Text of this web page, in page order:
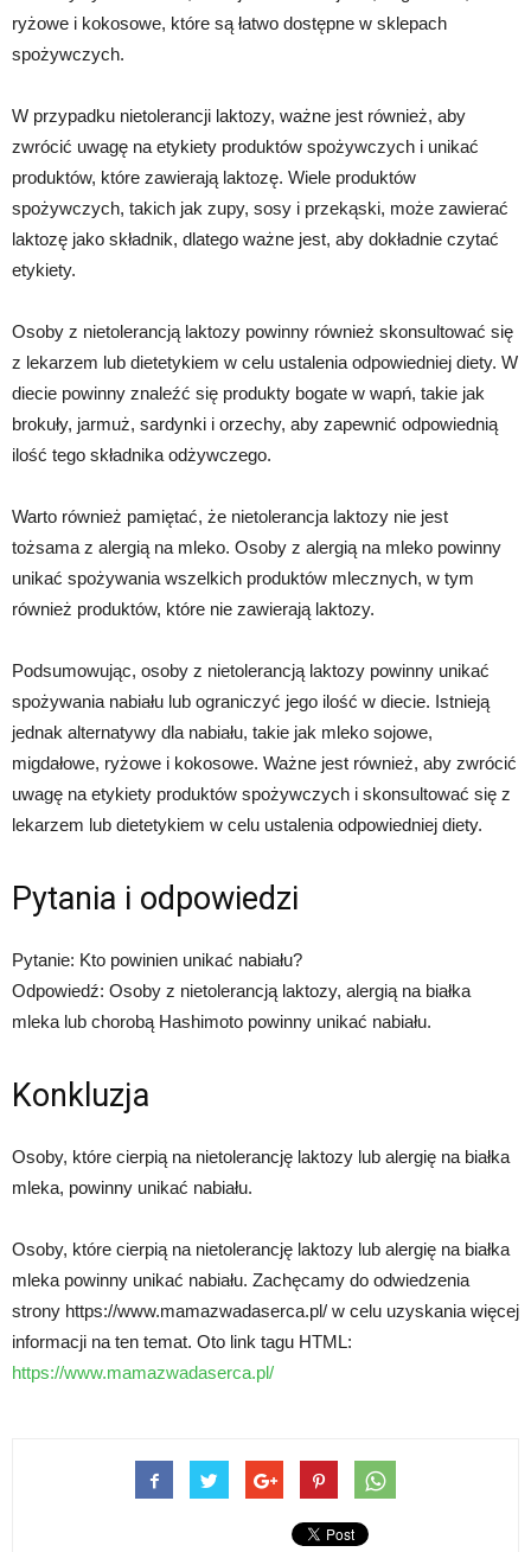
ryżowe i kokosowe, które są łatwo dostępne w sklepach
spożywczych.
W przypadku nietolerancji laktozy, ważne jest również, aby
zwrócić uwagę na etykiety produktów spożywczych i unikać
produktów, które zawierają laktozę. Wiele produktów
spożywczych, takich jak zupy, sosy i przekąski, może zawierać
laktozę jako składnik, dlatego ważne jest, aby dokładnie czytać
etykiety.
Osoby z nietolerancją laktozy powinny również skonsultować się
z lekarzem lub dietetykiem w celu ustalenia odpowiedniej diety. W
diecie powinny znaleźć się produkty bogate w wapń, takie jak
brokuły, jarmuż, sardynki i orzechy, aby zapewnić odpowiednią
ilość tego składnika odżywczego.
Warto również pamiętać, że nietolerancja laktozy nie jest
tożsama z alergią na mleko. Osoby z alergią na mleko powinny
unikać spożywania wszelkich produktów mlecznych, w tym
również produktów, które nie zawierają laktozy.
Podsumowując, osoby z nietolerancją laktozy powinny unikać
spożywania nabiału lub ograniczyć jego ilość w diecie. Istnieją
jednak alternatywy dla nabiału, takie jak mleko sojowe,
migdałowe, ryżowe i kokosowe. Ważne jest również, aby zwrócić
uwagę na etykiety produktów spożywczych i skonsultować się z
lekarzem lub dietetykiem w celu ustalenia odpowiedniej diety.
Pytania i odpowiedzi
Pytanie: Kto powinien unikać nabiału?
Odpowiedź: Osoby z nietolerancją laktozy, alergią na białka
mleka lub chorobą Hashimoto powinny unikać nabiału.
Konkluzja
Osoby, które cierpią na nietolerancję laktozy lub alergię na białka
mleka, powinny unikać nabiału.
Osoby, które cierpią na nietolerancję laktozy lub alergię na białka
mleka powinny unikać nabiału. Zachęcamy do odwiedzenia
strony https://www.mamazwadaserca.pl/ w celu uzyskania więcej
informacji na ten temat. Oto link tagu HTML:
https://www.mamazwadaserca.pl/